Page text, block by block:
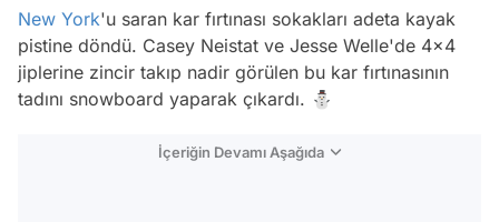
New York'u saran kar fırtınası sokakları adeta kayak
pistine döndü. Casey Neistat ve Jesse Welle'de 4x4
jiplerine zincir takıp nadir görülen bu kar fırtınasının
tadını snowboard yaparak çıkardı. ⛄
İçeriğin Devamı Aşağıda